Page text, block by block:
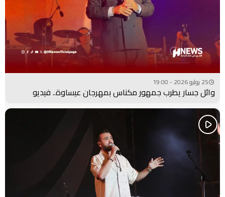
25 يوليو 2026 - 19:00
وائل جسار يطرب جمهور مكناس بمهرجان عيساوة.. فيديو